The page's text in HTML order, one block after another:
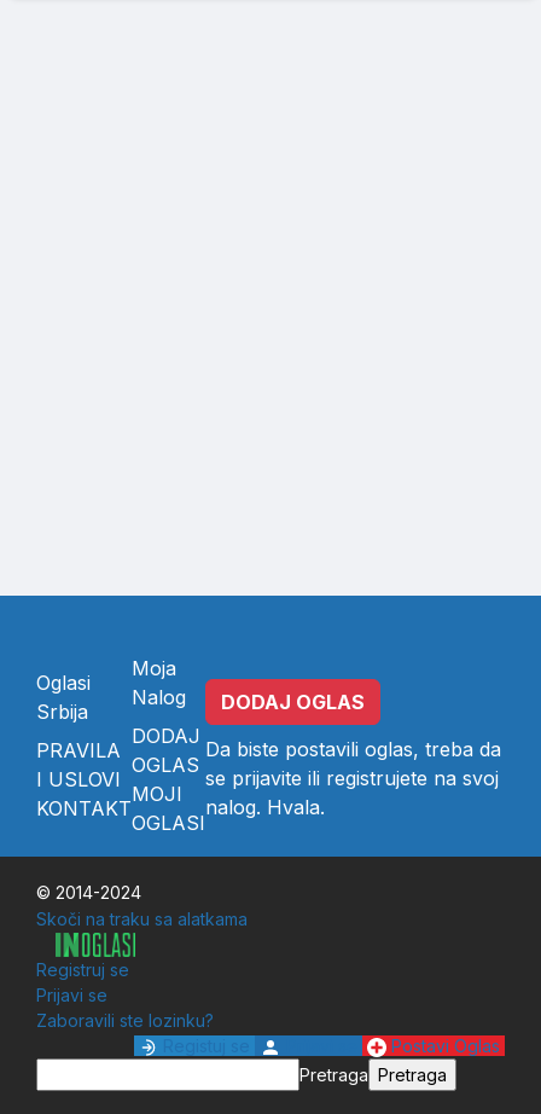
Oglasi
Srbija
PRAVILA
I USLOVI
KONTAKT
Moja
Nalog
DODAJ
OGLAS
MOJI
OGLASI
DODAJ OGLAS
Da biste postavili oglas, treba da
se prijavite ili registrujete na svoj
nalog. Hvala.
© 2014-2024
Skoči na traku sa alatkama
Registruj se
Prijavi se
Zaboravili ste lozinku?
Postavi Oglas
Pretraga